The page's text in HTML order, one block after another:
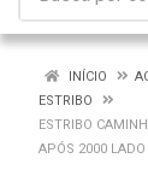
INÍCIO
ESTRIBO
ESTRIBO
APÓS 2000 LADO